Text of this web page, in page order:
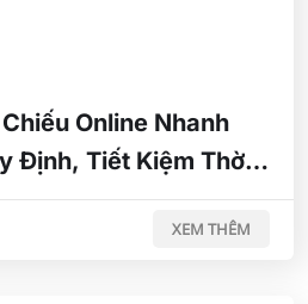
Online Nhanh
Định, Tiết Kiệm Thời
XEM THÊM